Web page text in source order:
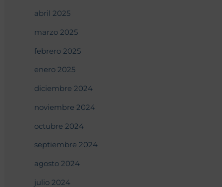
abril 2025
marzo 2025
febrero 2025
enero 2025
diciembre 2024
noviembre 2024
octubre 2024
septiembre 2024
agosto 2024
julio 2024